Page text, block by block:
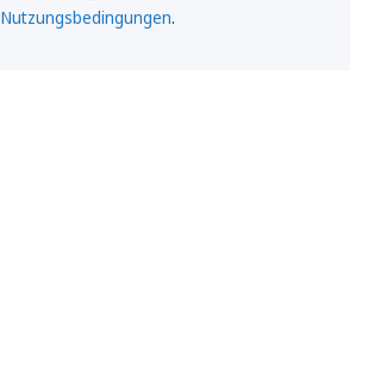
Nutzungsbedingungen.